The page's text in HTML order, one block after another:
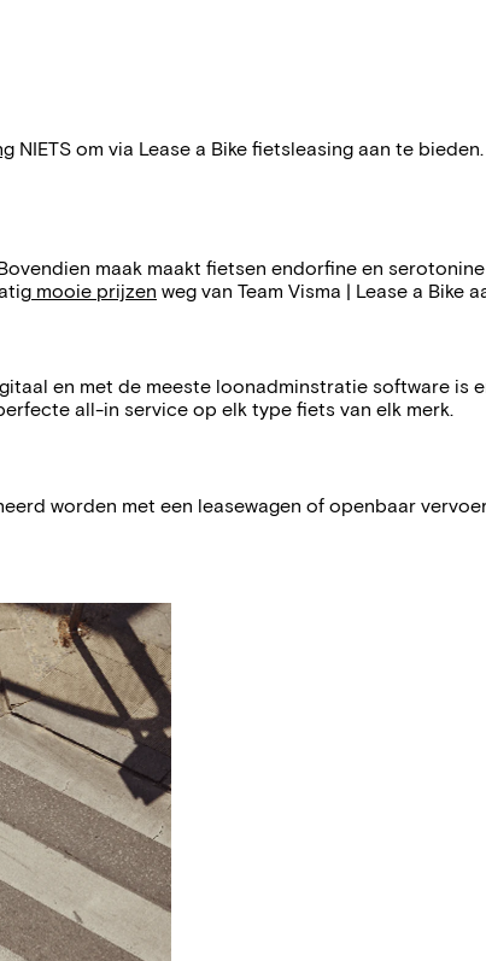
NIETS om via Lease a Bike fietsleasing aan te
maak maakt fietsen endorfine en
mooie prijzen weg van Team Visma | Lease a Bike
en met de meeste loonadminstratie software is
all-in service op elk type fiets van elk merk.
worden met een leasewagen of openbaar